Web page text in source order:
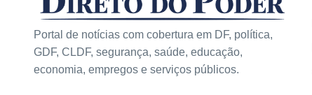
Portal de notícias com cobertura em DF, política,
GDF, CLDF, segurança, saúde, educação,
economia, empregos e serviços públicos.